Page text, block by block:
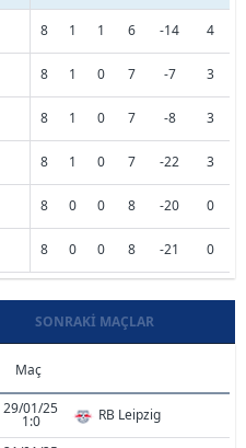
8 1 1 6 -14 4
8 1 0 7 -7 3
8 1 0 7 -8 3
8 1 0 7 -22 3
8 0 0 8 -20 0
8 0 0 8 -21 0
SONRAKI MAÇLAR
Maç
29/01/25
1:0
RB Leipzig